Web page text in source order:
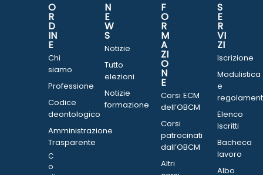
O
R
D
IN
E
Chi
siamo
Professione
Codice
deontologico
Amministrazione
Trasparente
C
o
N
E
W
S
Notizie
Tutto
elezioni
Notizie
formazione
F
O
R
M
A
ZI
O
N
E
Corsi ECM
dell’OBCM
Corsi
patrocinati
dall’OBCM
Altri
S
E
R
VI
ZI
Iscrizione
Modulistica
e
Elenco
Iscritti
Bacheca
lavoro
Albo